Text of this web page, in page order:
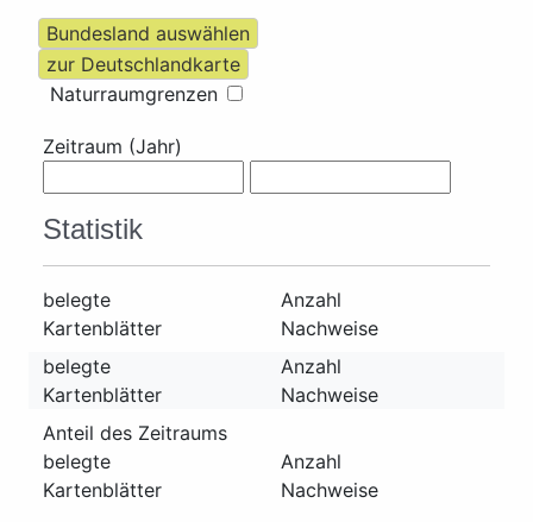
Naturraumgrenzen
Zeitraum (Jahr)
Statistik
belegte
Kartenblätter
Anzahl
Nachweise
belegte
Kartenblätter
Anzahl
Nachweise
Anteil des Zeitraums
belegte
Kartenblätter
Anzahl
Nachweise